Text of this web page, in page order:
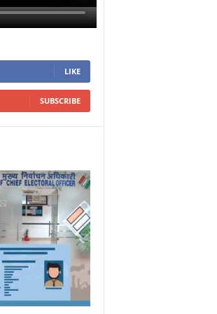
LIKE
SUBSCRIBE